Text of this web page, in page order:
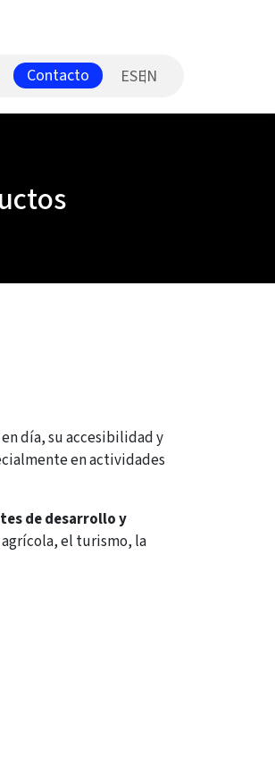
Contacto ES
día, su accesibilidad y
en actividades
de desarrollo y
el turismo, la